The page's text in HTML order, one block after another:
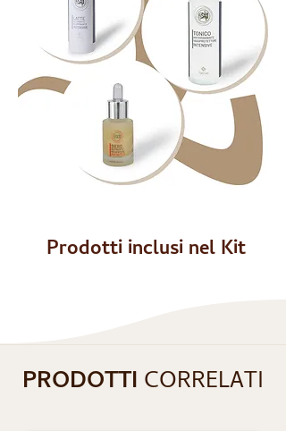
Prodotti inclusi nel Kit
PRODOTTI CORRELATI